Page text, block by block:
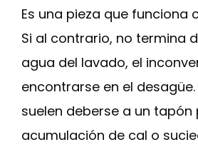
Es una pieza que funciona
Si al contrario, no termina
agua del lavado, el
encontrarse en el
suelen deberse a un tapón
acumulación de cal o